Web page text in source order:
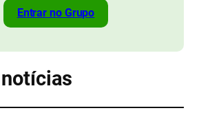
Entrar no Grupo